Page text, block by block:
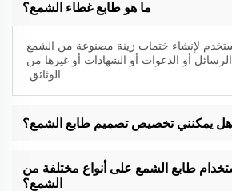
ما هو طابع غطاء الشمع؟
لإنشاء ختمات زينة مصنوعة من الشمع
أو الدعوات أو الشهادات أو غيرها من
الوثائق.
هل يمكنني تخصيص تصميم طابع الشمع؟
من موقعنا على الانترنت للحصول على خدمات
تخصيص متاحة.
طابع الشمع على أنواع مختلفة من
الشمع؟